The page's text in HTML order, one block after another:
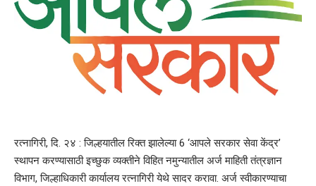
रत्नागिरी, दि. २४ : जिल्हयातील रिक्त झालेल्या 6 ‘आपले सरकार सेवा केंद्र’
स्थापन करण्यासाठी इच्छुक व्यक्तीने विहित नमुन्यातील अर्ज माहिती तंत्रज्ञान
विभाग, जिल्हाधिकारी कार्यालय रत्नागिरी येथे सादर करावा. अर्ज स्वीकारण्याचा